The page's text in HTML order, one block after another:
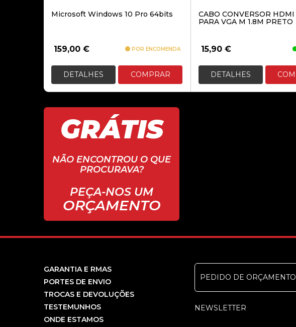
Microsoft Windows 10 Pro 64bits
159,00 € POR ENCOMENDA
DETALHES COMPRAR
CABO CONVERSOR HDMI
PARA VGA M 1.8M PRETO
15,90 €
DETALHES
GRÁTIS
NÃO ENCONTROU O QUE
PROCURAVA?
PEÇA-NOS UM
ORÇAMENTO
GARANTIA E RMAS
PORTES DE ENVIO
TROCAS E DEVOLUÇÕES
TESTEMUNHOS
ONDE ESTAMOS
PEDIDO DE ORÇAMENTO
NEWSLETTER